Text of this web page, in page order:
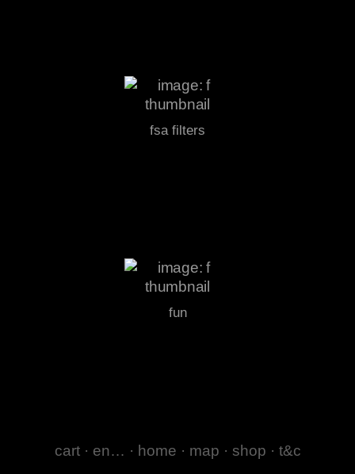
fsa filters
fun
cart · en… · home · map · shop · t&c